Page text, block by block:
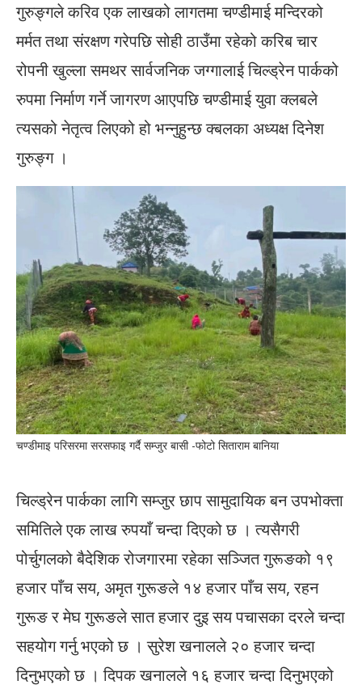
गुरुङ्गले करिव एक लाखको लागतमा चण्डीमाई मन्दिरको
मर्मत तथा संरक्षण गरेपछि सोही ठाउँमा रहेको करिब चार
रोपनी खुल्ला समथर सार्वजनिक जग्गालाई चिल्ड्रेन पार्कको
रुपमा निर्माण गर्ने जागरण आएपछि चण्डीमाई युवा क्लबले
त्यसको नेतृत्व लिएको हो भन्नुहुन्छ क्बलका अध्यक्ष दिनेश
गुरुङ्ग ।
चण्डीमाइ परिसरमा सरसफाइ गर्दै सम्जुर बासी -फोटो सिताराम बानिया
चिल्ड्रेन पार्कका लागि सम्जुर छाप सामुदायिक बन उपभोक्ता
समितिले एक लाख रुपयाँ चन्दा दिएको छ । त्यसैगरी
पोर्चुगलको बैदेशिक रोजगारमा रहेका सञ्जित गुरूङको १९
हजार पाँच सय, अमृत गुरूङले १४ हजार पाँच सय, रहन
गुरूङ र मेघ गुरूङले सात हजार दुइ सय पचासका दरले चन्दा
सहयोग गर्नु भएको छ । सुरेश खनालले २० हजार चन्दा
दिनुभएको छ । दिपक खनालले १६ हजार चन्दा दिनुभएको